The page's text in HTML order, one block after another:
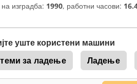
изградба: 1990, работни часови:
уште користени машини
за ладење
Ладење